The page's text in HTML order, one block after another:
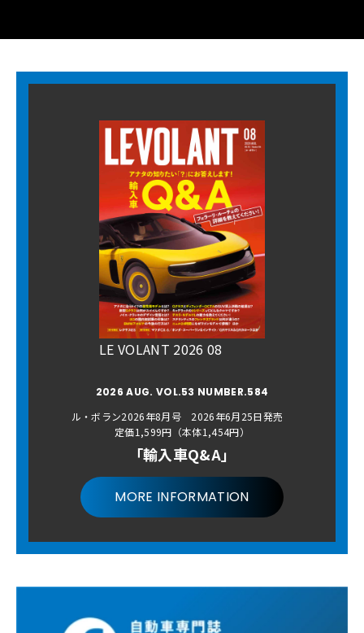
LE VOLANT 2026 08
2026 AUG. VOL.53 NUMBER.584
ル・ボラン2026年8月号 2026年6月25日発売
定価1,599円（本体1,454円）
「輸入車Q&A」
MORE INFORMATION